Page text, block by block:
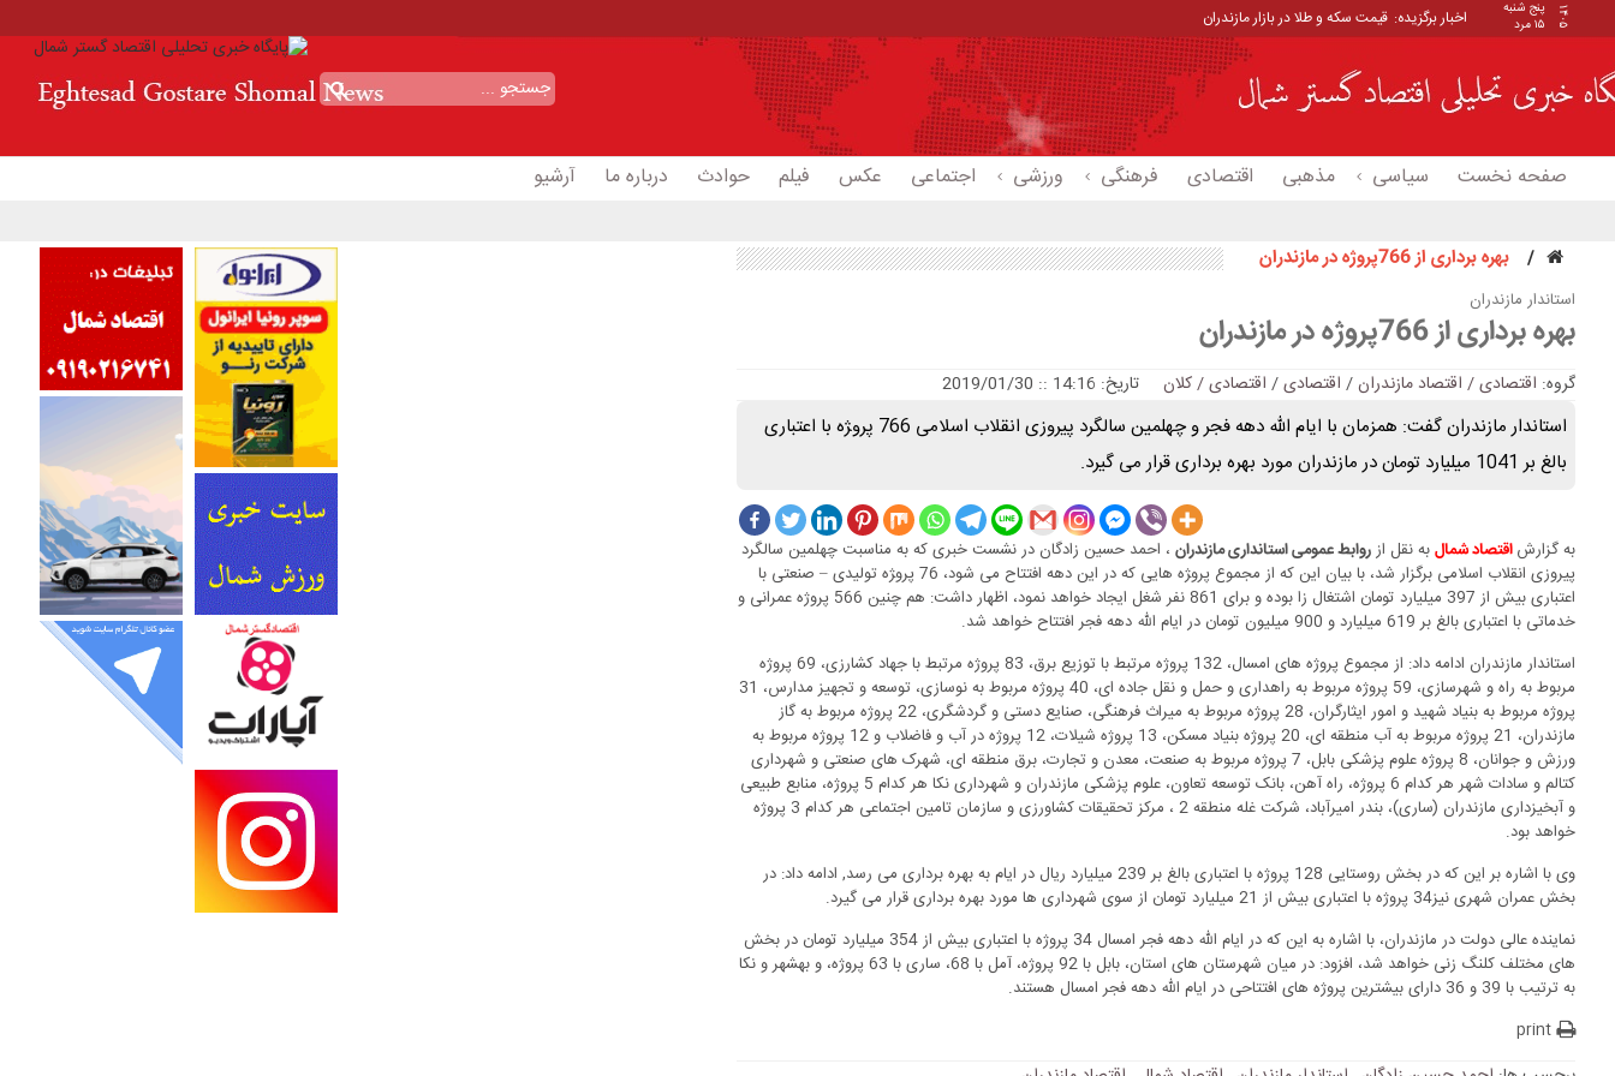
۱۴۰۵
پنج شنبه
۱۵ مرد
اخبار برگزیده: قیمت سکه و طلا در بازار مازندران
صفحه نخست سیاسی مذهبی اقتصادی فرهنگی ورزشی اجتماعی عکس فیلم حوادث درباره ما آرشیو
بهره برداری از 766پروژه در مازندران
استاندار مازندران
بهره برداری از 766پروژه در مازندران
گروه: اقتصادی / اقتصاد مازندران/ اقتصادی/ اقتصادی / کلان تاریخ: 14:16 :: 2019/01/30
استاندار مازندران گفت: همزمان با ایام الله دهه فجر و چهلمین سالگرد پیروزی انقلاب اسلامی 766 پرو‍ژه با اعتباری
بالغ بر 1041 میلیارد تومان در مازندران مورد بهره برداری قرار می گیرد.
به گزارش اقتصاد شمال به نقل ازروابط عمومی استانداری مازندران ، احمد حسین زادگان در نشست خبری که به مناسبت چهلمین سالگرد
پیروزی انقلاب اسلامی برگزار شد، با بیان این که از مجموع پرو‍ژه هایی که در این دهه افتتاح می شود، 76 پرو‍ژه تولیدی – صنعتی با
اعتباری بیش از 397 میلیارد تومان اشتغال زا بوده و برای 861 نفر شغل ایجاد خواهد نمود، اظهار داشت: هم چنین 566 پروژه عمرانی و
خدماتی با اعتباری بالغ بر 619 میلیارد و 900 میلیون تومان در ایام الله دهه فجر افتتاح خواهد شد.
استاندار مازندران ادامه داد: از مجموع پروژه های امسال، 132 پروژه مرتبط با توزیع برق، 83 پروژه مرتبط با جهاد کشارزی، 69 پروژه
مربوط به راه و شهرسازی، 59 پروژه مربوط به راهداری و حمل و نقل جاده ای، 40 پروژه مربوط به نوسازی، توسعه و تجهیز مدارس، 31
پروژه مربوط به بنیاد شهید و امور ایثارگران، 28 پروژه مربوط به میراث فرهنگی، صنایع دستی و گردشگری، 22 پروژه مربوط به گاز
مازندران، 21 پروژه مربوط به آب منطقه ای، 20 پروژه بنیاد مسکن، 13 پروژه شیلات، 12 پروژه در آب و فاضلاب و 12 پروژه مربوط به
ورزش و جوانان، 8 پروژه علوم پزشکی بابل، 7 پروژه مربوط به صنعت، معدن و تجارت، برق منطقه ای، شهرک های صنعتی و شهرداری
کتالم و سادات شهر هر کدام 6 پروژه، راه آهن، بانک توسعه تعاون، علوم پزشکی مازندران و شهرداری نکا هر کدام 5 پروژه، منابع طبیعی
و آبخیزداری مازندران (ساری)، بندر امیرآباد، شرکت غله منطقه 2 ، مرکز تحقیقات کشاورزی و سازمان تامین اجتماعی هر کدام 3 پروژه
خواهد بود.
وی با اشاره بر این که در بخش روستایی 128 پروژه با اعتباری بالغ بر 239 میلیارد ریال در ایام به بهره برداری می رسد, ادامه داد: در
بخش عمران شهری نیز34 پروژه با اعتباری بیش از 21 میلیارد تومان از سوی شهرداری ها مورد بهره برداری قرار می گیرد.
نماینده عالی دولت در مازندران، با اشاره به این که در ایام الله دهه فجر امسال 34 پروژه با اعتباری بیش از 354 میلیارد تومان در بخش
های مختلف کلنگ زنی خواهد شد، افزود: در میان شهرستان های استان، بابل با 92 پروژه، آمل با 68، ساری با 63 پروژه، و بهشهر و نکا
به ترتیب با 39 و 36 دارای بیشترین پروژه های افتتاحی در ایام الله دهه فجر امسال هستند.
print